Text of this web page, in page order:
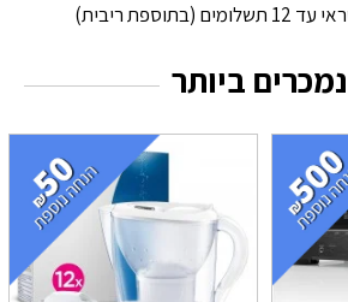
ריבית)
ביותר